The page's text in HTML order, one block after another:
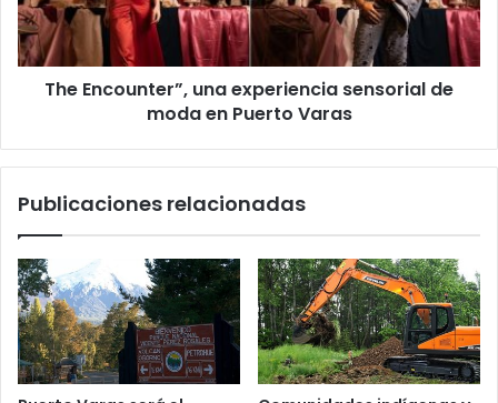
moda
en
Puerto
VarasThe Encounter”, una experiencia sensorial de
moda en Puerto Varas
Publicaciones relacionadas